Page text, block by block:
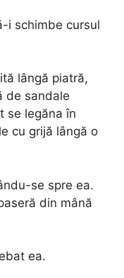
i schimbe cursul
lângă piatră,
de sandale
se legăna în
cu grijă lângă o
se spre ea.
din mână
ea.